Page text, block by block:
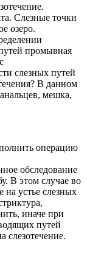
Слезные точки
озеро.
промывная
слезных путей
В данном
мешка,
операцию
обследование
В этом случае во
на устье слезных
иначе при
путей
слезотечение.